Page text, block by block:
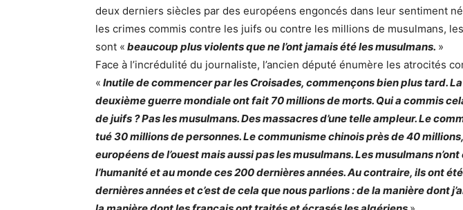
deux derniers siècles par des européens engoncés dans leur sentiment
les crimes commis contre les juifs ou contre les millions de musulmans,
sont « beaucoup plus violents que ne l’ont jamais été les musulmans. »
Face à l’incrédulité du journaliste, l’ancien député énumère les atrocités
« Inutile de commencer par les Croisades, commençons bien plus tard.
deuxième guerre mondiale ont fait 70 millions de morts. Qui a commis
de juifs ? Pas les musulmans. Des massacres d’une telle ampleur. Le
tué 30 millions de personnes. Le communisme chinois près de 40
européens de l’ouest mais aussi pas les musulmans. Les musulmans
l’humanité et au monde ces 200 dernières années. Au contraire, ils ont
dernières années et c’est de cela que nous parlions : de la manière dont